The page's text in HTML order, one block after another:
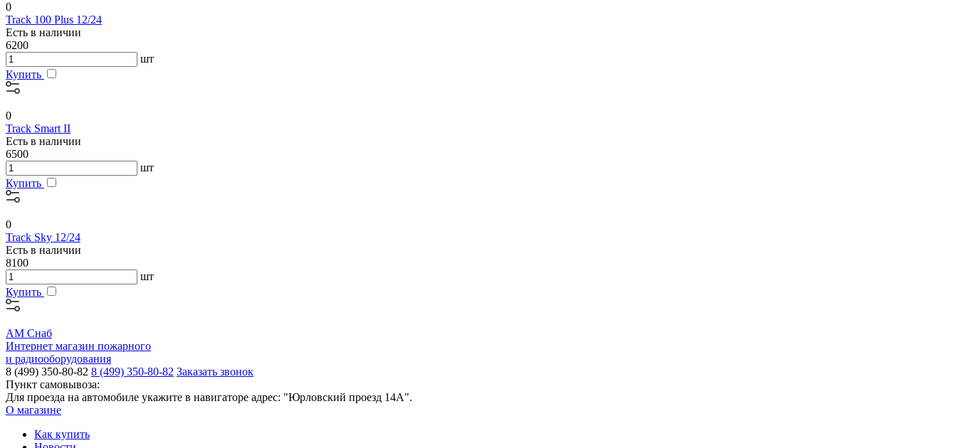
0
Track 100 Plus 12/24
Есть в наличии
6200
шт
Купить
0
Track Smart II
Есть в наличии
6500
шт
Купить
0
Track Sky 12/24
Есть в наличии
8100
шт
Купить
АМ Снаб
Интернет магазин пожарного
и радиооборудования
8 (499) 350-80-82 8 (499) 350-80-82 Заказать звонок
Пункт самовывоза:
Для проезда на автомобиле укажите в навигаторе адрес: "Юрловский проезд 14А".
О магазине
Как купить